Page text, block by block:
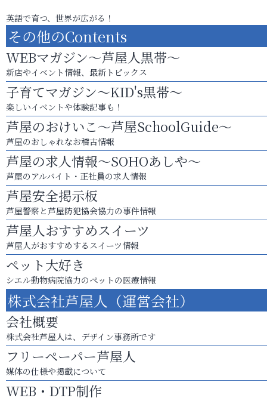
英語で育つ、世界が広がる！
その他のContents
WEBマガジン～芦屋人黒帯～
新店やイベント情報、最新トピックス
子育てマガジン～KID's黒帯～
楽しいイベントや体験記事も！
芦屋のおけいこ～芦屋SchoolGuide～
芦屋のおしゃれなお稽古情報
芦屋の求人情報～SOHOあしや～
芦屋のアルバイト・正社員の求人情報
芦屋安全掲示板
芦屋警察と芦屋防犯協会協力の事件情報
芦屋人おすすめスイーツ
芦屋人がおすすめするスイーツ情報
ペット大好き
シエル動物病院協力のペットの医療情報
株式会社芦屋人（運営会社）
会社概要
株式会社芦屋人は、デザイン事務所です
フリーペーパー芦屋人
媒体の仕様や掲載について
WEB・DTP制作